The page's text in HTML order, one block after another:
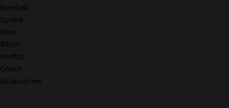
Everlast
Sprout
Vein
Rilum
Verdict
Gnash
Accessories